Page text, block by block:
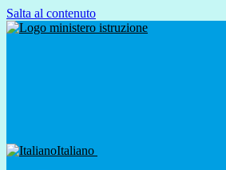
Salta al contenuto
Italiano